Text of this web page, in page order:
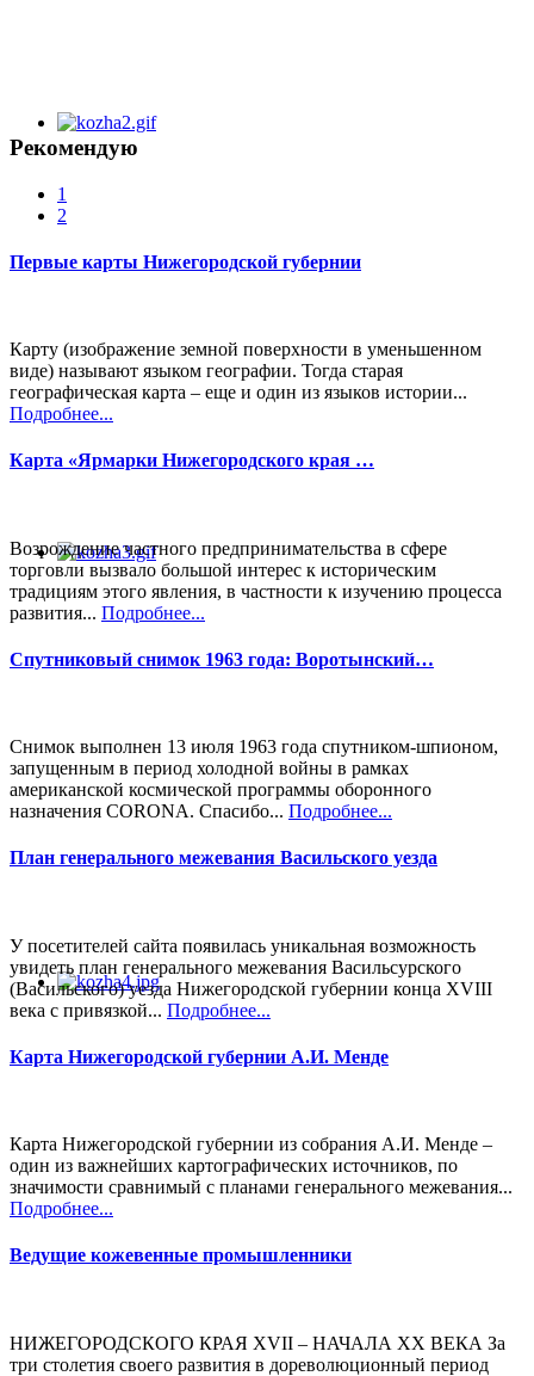
Рекомендую
1
2
Первые карты Нижегородской губернии
Карту (изображение земной поверхности в уменьшенном
виде) называют языком географии. Тогда старая
географическая карта – еще и один из языков истории...
Подробнее...
Карта «Ярмарки Нижегородского края …
Возрождение частного предпринимательства в сфере
торговли вызвало большой интерес к историческим
традициям этого явления, в частности к изучению процесса
развития... Подробнее...
Спутниковый снимок 1963 года: Воротынский…
Снимок выполнен 13 июля 1963 года спутником-шпионом,
запущенным в период холодной войны в рамках
американской космической программы оборонного
назначения CORONA. Спасибо... Подробнее...
План генерального межевания Васильского уезда
У посетителей сайта появилась уникальная возможность
увидеть план генерального межевания Васильсурского
(Васильского) уезда Нижегородской губернии конца XVIII
века с привязкой... Подробнее...
Карта Нижегородской губернии А.И. Менде
Карта Нижегородской губернии из собрания А.И. Менде –
один из важнейших картографических источников, по
значимости сравнимый с планами генерального межевания...
Подробнее...
Ведущие кожевенные промышленники
НИЖЕГОРОДСКОГО КРАЯ XVII – НАЧАЛА XX ВЕКА За
три столетия своего развития в дореволюционный период